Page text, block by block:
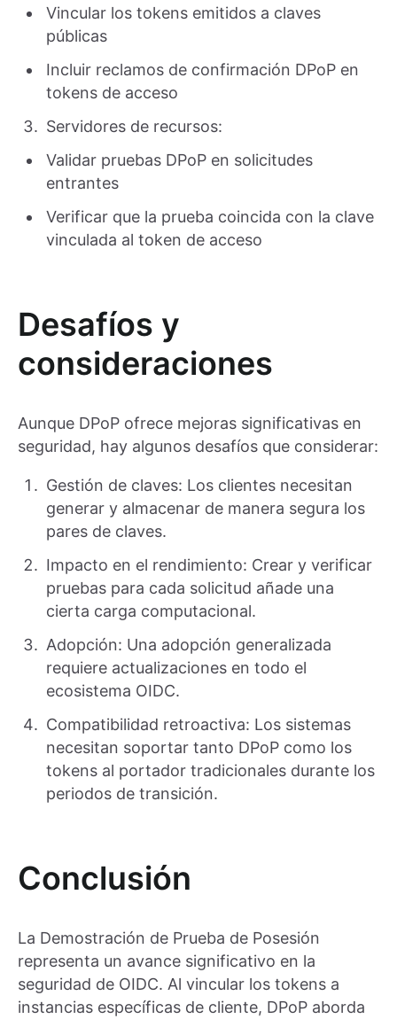
Vincular los tokens emitidos a claves
públicas
Incluir reclamos de confirmación DPoP en
tokens de acceso
Servidores de recursos:
Validar pruebas DPoP en solicitudes
entrantes
Verificar que la prueba coincida con la clave
vinculada al token de acceso
Desafíos y
consideraciones
Aunque DPoP ofrece mejoras significativas en
seguridad, hay algunos desafíos que considerar:
Gestión de claves: Los clientes necesitan
generar y almacenar de manera segura los
pares de claves.
Impacto en el rendimiento: Crear y verificar
pruebas para cada solicitud añade una
cierta carga computacional.
Adopción: Una adopción generalizada
requiere actualizaciones en todo el
ecosistema OIDC.
Compatibilidad retroactiva: Los sistemas
necesitan soportar tanto DPoP como los
tokens al portador tradicionales durante los
periodos de transición.
Conclusión
La Demostración de Prueba de Posesión
representa un avance significativo en la
seguridad de OIDC. Al vincular los tokens a
instancias específicas de cliente, DPoP aborda